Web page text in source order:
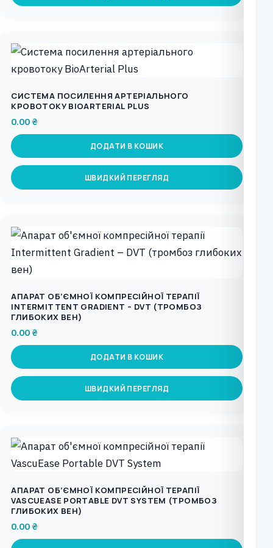
СИСТЕМА ПОСИЛЕННЯ АРТЕРІАЛЬНОГО
КРОВОТОКУ BIOARTERIAL PLUS
0.00 ₴
ДОДАТИ В КОШИК
ШВИДКИЙ ПЕРЕГЛЯД
АПАРАТ ОБ’ЄМНОЇ КОМПРЕСІЙНОЇ ТЕРАПІЇ
INTERMITTENT GRADIENT – DVT (ТРОМБОЗ
ГЛИБОКИХ ВЕН)
0.00 ₴
ДОДАТИ В КОШИК
ШВИДКИЙ ПЕРЕГЛЯД
АПАРАТ ОБ’ЄМНОЇ КОМПРЕСІЙНОЇ ТЕРАПІЇ
VASCUEASE PORTABLE DVT SYSTEM (ТРОМБОЗ
ГЛИБОКИХ ВЕН)
0.00 ₴